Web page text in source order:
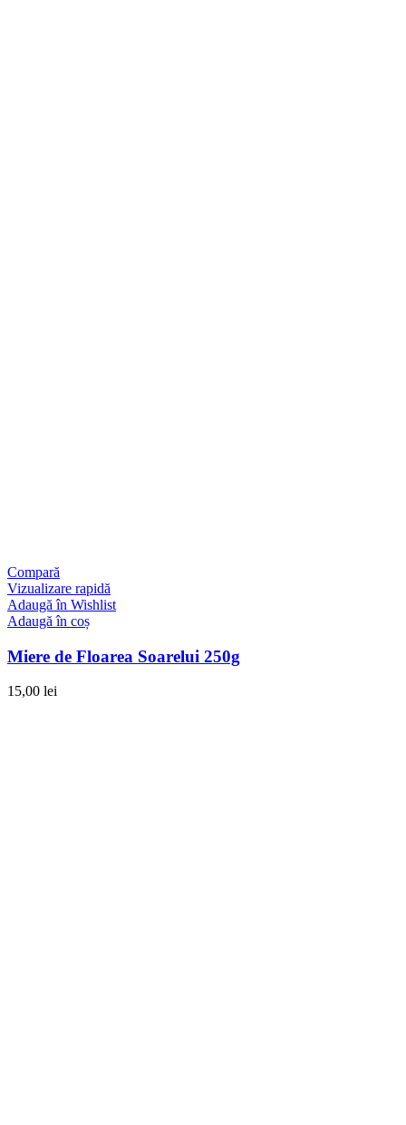
Compară
Vizualizare rapidă
Adaugă în Wishlist
Adaugă în coș
Miere de Floarea Soarelui 250g
15,00 lei